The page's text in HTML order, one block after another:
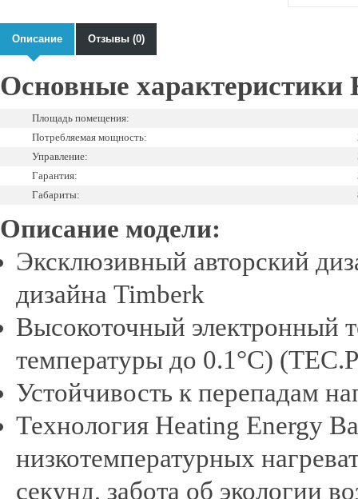
Описание Отзывы (0)
Основные
Площадь помещения:
Потребляемая мощность:
Управление:
Гарантия:
Габариты:
Описание модели:
Эксклюзивный авторский
дизайна Timberk
Высокоточный электронный
температуры до 0.1°С)
Устойчивость к перепадам
Технология Heating Energy
низкотемпературных
секунд, забота об экологии